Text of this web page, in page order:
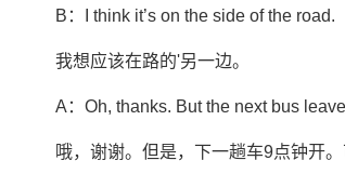
B：I think it’s on the side of the road.
我想应该在路的'另一边。
A：Oh, thanks. But the next bus
哦，谢谢。但是，下一趟车9点钟开